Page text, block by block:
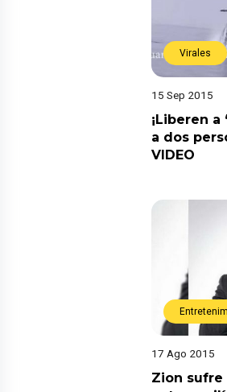
Virales
15 Sep 2015
¡Liberen a
a dos
VIDEO
17 Ago 2015
Zion